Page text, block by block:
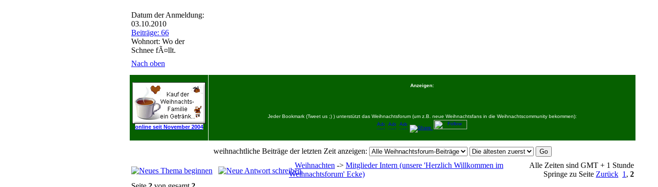
Datum der Anmeldung:
03.10.2010
Beiträge: 66
Wohnort: Wo der
Schnee fÃ¤llt.
Nach oben
online seit November 2004
Anzeigen:
Jeder Bookmark (Tweet us ;) ) unterstützt das Weihnachtsforum (um z.B. neue Weihnachtsfans in die Weihnachtscommunity bekommen):
weihnachtliche Beiträge der letzten Zeit anzeigen:
Weihnachten -> Mitglieder Intern (unsere 'Herzlich Willkommen im
Weihnachtsforum' Ecke)
Alle Zeiten sind GMT + 1 Stunde
Springe zu Seite Zurück 1 , 2